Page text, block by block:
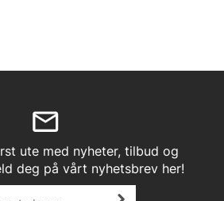
ute med nyheter, tilbud og
deg på vårt nyhetsbrev her!